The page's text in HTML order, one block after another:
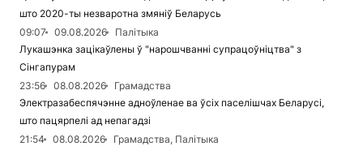
што 2020-ты незваротна змяніў Беларусь
09:07
09.08.2026
Палітыка
Лукашэнка зацікаўлены ў "нарошчванні супрацоўніцтва" з
Сінгапурам
23:56
08.08.2026
Грамадства
Электразабеспячэнне адноўленае ва ўсіх паселішчах Беларусі,
што пацярпелі ад непагадзі
21:54
08.08.2026
Грамадства, Палітыка